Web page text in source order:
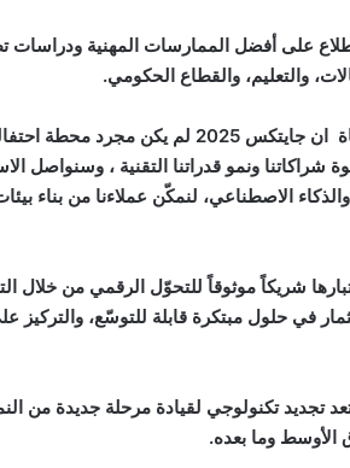
على أفضل الممارسات المهنية ودراسات
والتعليم، والقطاع الحكومي.
ان جايتكس 2025 لم يكن مجرد محطة
ونمو قدراتنا التقنية ، وسنواصل
الاصطناعي، لنمكّن عملاءنا من بناء
شريكاً موثوقاً للتحوّل الرقمي من خلال
في حلول مبتكرة قابلة للتوسّع،
تجديد تكنولوجي لقيادة مرحلة جديدة من
الأوسط وما بعده.